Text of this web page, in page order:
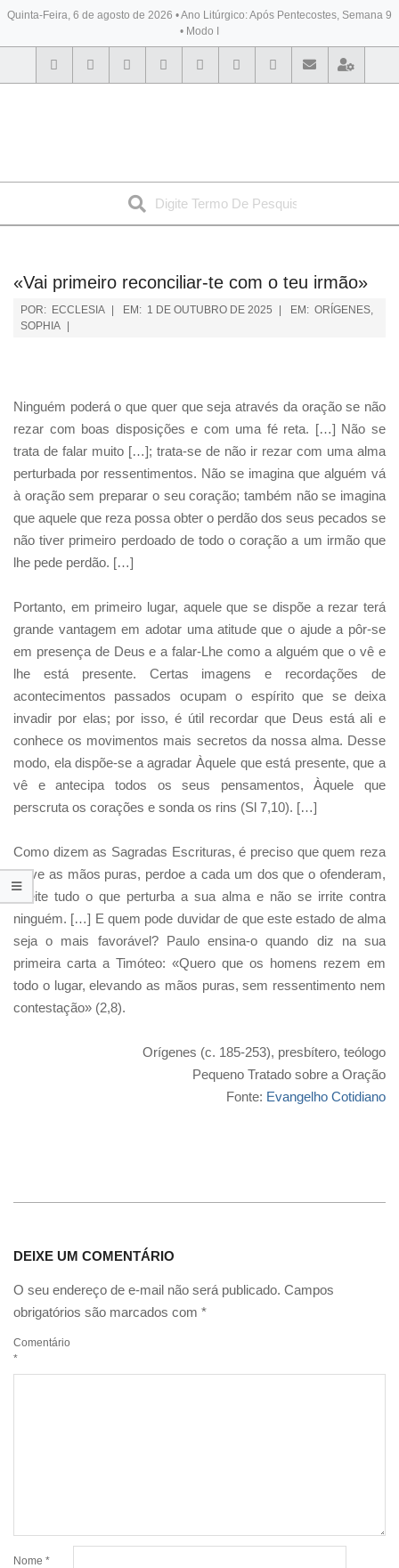
Quinta-Feira, 6 de agosto de 2026 • Ano Litúrgico: Após Pentecostes, Semana 9
• Modo I
BYBLOS
«Vai primeiro reconciliar-te com o teu irmão»
POR: ECCLESIA EM: 1 DE OUTUBRO DE 2025 EM: ORÍGENES,
SOPHIA
Ninguém poderá o que quer que seja através da oração se não
rezar com boas disposições e com uma fé reta. […] Não se
trata de falar muito […]; trata-se de não ir rezar com uma alma
perturbada por ressentimentos. Não se imagina que alguém vá
à oração sem preparar o seu coração; também não se imagina
que aquele que reza possa obter o perdão dos seus pecados se
não tiver primeiro perdoado de todo o coração a um irmão que
lhe pede perdão. […]
Portanto, em primeiro lugar, aquele que se dispõe a rezar terá
grande vantagem em adotar uma atitude que o ajude a pôr-se
em presença de Deus e a falar-Lhe como a alguém que o vê e
lhe está presente. Certas imagens e recordações de
acontecimentos passados ocupam o espírito que se deixa
invadir por elas; por isso, é útil recordar que Deus está ali e
conhece os movimentos mais secretos da nossa alma. Desse
modo, ela dispõe-se a agradar Àquele que está presente, que a
vê e antecipa todos os seus pensamentos, Àquele que
perscruta os corações e sonda os rins (Sl 7,10). […]
Como dizem as Sagradas Escrituras, é preciso que quem reza
eleve as mãos puras, perdoe a cada um dos que o ofenderam,
rejeite tudo o que perturba a sua alma e não se irrite contra
ninguém. […] E quem pode duvidar de que este estado de alma
seja o mais favorável? Paulo ensina-o quando diz na sua
primeira carta a Timóteo: «Quero que os homens rezem em
todo o lugar, elevando as mãos puras, sem ressentimento nem
contestação» (2,8).
Orígenes (c. 185-253), presbítero, teólogo
Pequeno Tratado sobre a Oração
Fonte: Evangelho Cotidiano
DEIXE UM COMENTÁRIO
O seu endereço de e-mail não será publicado. Campos
obrigatórios são marcados com *
Comentário
*
Nome *